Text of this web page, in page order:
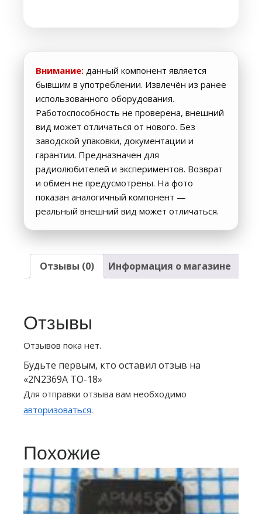
Внимание: данный компонент является
бывшим в употреблении. Извлечён из ранее
использованного оборудования.
Работоспособность не проверена, внешний
вид может отличаться от нового. Без
заводской упаковки, документации и
гарантии. Предназначен для
радиолюбителей и экспериментов. Возврат
и обмен не предусмотрены. На фото
показан аналогичный компонент —
реальный внешний вид может отличаться.
Отзывы (0) Информация о магазине
Отзывы
Отзывов пока нет.
Будьте первым, кто оставил отзыв на
«2N2369A TO-18»
Для отправки отзыва вам необходимо
авторизоваться.
Похожие